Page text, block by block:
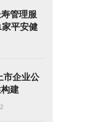
管理服
平安健
牌
市企业公
建